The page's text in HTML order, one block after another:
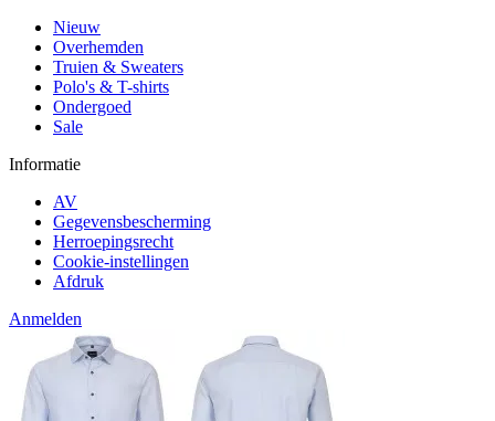
Nieuw
Overhemden
Truien & Sweaters
Polo's & T-shirts
Ondergoed
Sale
Informatie
AV
Gegevensbescherming
Herroepingsrecht
Cookie-instellingen
Afdruk
Anmelden